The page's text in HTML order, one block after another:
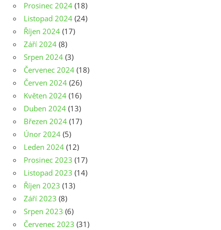
Prosinec 2024 (18)
Listopad 2024 (24)
Říjen 2024 (17)
Září 2024 (8)
Srpen 2024 (3)
Červenec 2024 (18)
Červen 2024 (26)
Květen 2024 (16)
Duben 2024 (13)
Březen 2024 (17)
Únor 2024 (5)
Leden 2024 (12)
Prosinec 2023 (17)
Listopad 2023 (14)
Říjen 2023 (13)
Září 2023 (8)
Srpen 2023 (6)
Červenec 2023 (31)